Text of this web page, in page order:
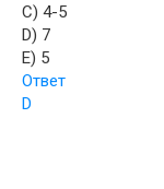
C) 4-5
D) 7
E) 5
Ответ
D